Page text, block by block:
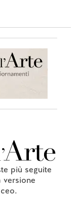
più seguite
versione